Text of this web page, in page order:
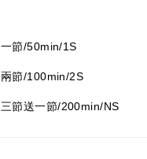
一節/50min/1S
兩節/100min/2S
三節送一節/200min/NS